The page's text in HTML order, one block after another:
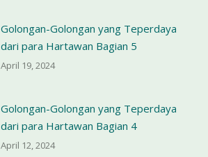
Golongan-Golongan yang Teperdaya
dari para Hartawan Bagian 5
April 19, 2024
Golongan-Golongan yang Teperdaya
dari para Hartawan Bagian 4
April 12, 2024